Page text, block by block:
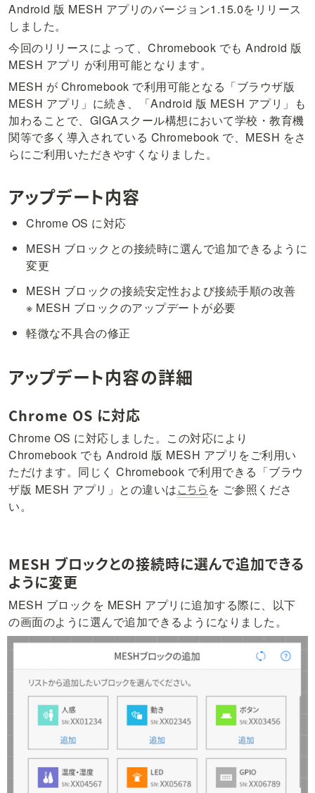
Android 版 MESH アプリのバージョン1.15.0をリリース
しました。
今回のリリースによって、Chromebook でも Android 版
MESH アプリ が利用可能となります。
MESH が Chromebook で利用可能となる「ブラウザ版
MESH アプリ」に続き、「Android 版 MESH アプリ」も
加わることで、GIGAスクール構想において学校・教育機
関等で多く導入されている Chromebook で、MESH をさ
らにご利用いただきやすくなりました。
アップデート内容
Chrome OS に対応
MESH ブロックとの接続時に選んで追加できるように
変更
MESH ブロックの接続安定性および接続手順の改善
※ MESH ブロックのアップデートが必要
軽微な不具合の修正
アップデート内容の詳細
Chrome OS に対応
Chrome OS に対応しました。この対応により
Chromebook でも Android 版 MESH アプリをご利用い
ただけます。同じく Chromebook で利用できる「ブラウ
ザ版 MESH アプリ」との違いはこちらを ご参照くださ
い。
MESH ブロックとの接続時に選んで追加できる
ように変更
MESH ブロックを MESH アプリに追加する際に、以下
の画面のように選んで追加できるようになりました。